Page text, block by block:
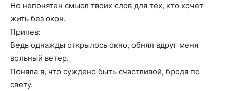
Но непонятен смысл твоих слов для тех, кто хочет
жить без окон.
Припев:
Ведь однажды открылось окно, обнял вдруг меня
вольный ветер.
Поняла я, что суждено быть счастливой, бродя по
свету.